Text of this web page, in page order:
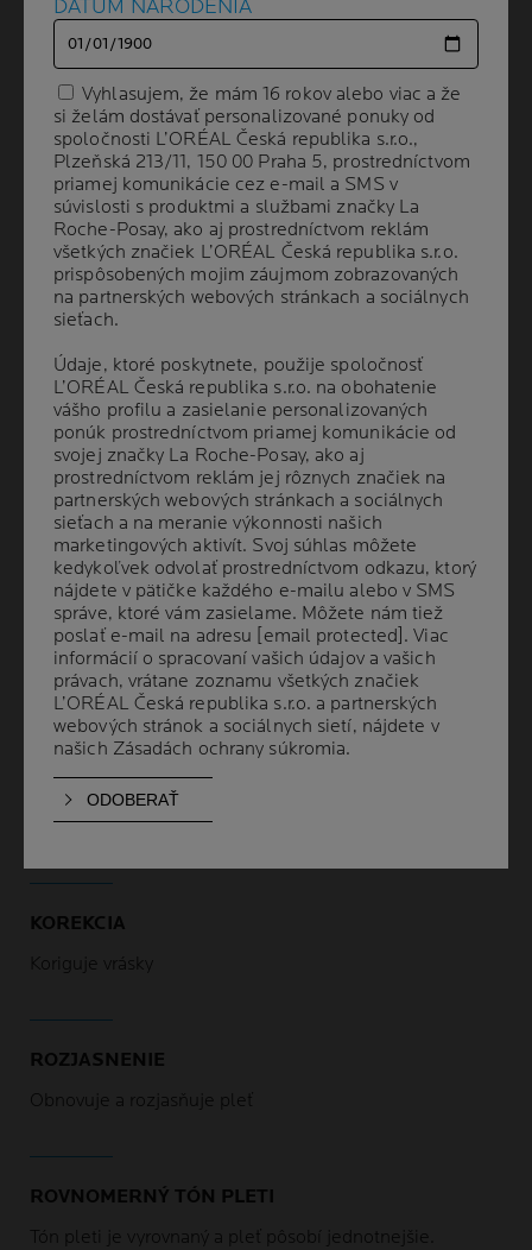
OBJEM Volume
30 ml
DERMATOLÓGMI
Je klinicky preukázané, že koriguje jemné
linky a vrásky.
Dodáva pletižiarivosť a zjednocuje jej
farebný tón.
Podporujeobnovu bunieka napomáha k
hladšej pleti. Zjemňuje textúru pleti.
Klinicky overené na všetkých typoch pleti,
vrátane citlivej.
PREUKÁZANÉ ÚČINKY
KOREKCIA
Koriguje vrásky
ROZJASNENIE
Obnovuje a rozjasňuje pleť
ROVNOMERNÝ TÓN PLETI
Tón pleti je vyrovnaný a pleť pôsobí jednotnejšie.
DÁTUM NARODENIA
Vyhlasujem, že mám 16 rokov alebo viac a že
si želám dostávať personalizované ponuky od
spoločnosti L’ORÉAL Česká republika s.r.o.,
Plzeňská 213/11, 150 00 Praha 5, prostredníctvom
priamej komunikácie cez e-mail a SMS v
súvislosti s produktmi a službami značky La
Roche-Posay, ako aj prostredníctvom reklám
všetkých značiek L’ORÉAL Česká republika s.r.o.
prispôsobených mojim záujmom zobrazovaných
na partnerských webových stránkach a sociálnych
sieťach.
Údaje, ktoré poskytnete, použije spoločnosť
L’ORÉAL Česká republika s.r.o. na obohatenie
vášho profilu a zasielanie personalizovaných
ponúk prostredníctvom priamej komunikácie od
svojej značky La Roche-Posay, ako aj
prostredníctvom reklám jej rôznych značiek na
partnerských webových stránkach a sociálnych
sieťach a na meranie výkonnosti našich
marketingových aktivít. Svoj súhlas môžete
kedykoľvek odvolať prostredníctvom odkazu, ktorý
nájdete v pätičke každého e-mailu alebo v SMS
správe, ktoré vám zasielame. Môžete nám tiež
poslať e-mail na adresu
[email protected] . Viac
informácií o spracovaní vašich údajov a vašich
právach, vrátane zoznamu všetkých značiek
L’ORÉAL Česká republika s.r.o. a partnerských
webových stránok a sociálnych sietí, nájdete v
našich Zásadách ochrany súkromia.
DÁTUM NARODENIA
Vyhlasujem, že mám 16 rokov alebo viac a že
si želám dostávať personalizované ponuky od
spoločnosti L’ORÉAL Česká republika s.r.o.,
Plzeňská 213/11, 150 00 Praha 5, prostredníctvom
priamej komunikácie cez e-mail a SMS v
súvislosti s produktmi a službami značky La
Roche-Posay, ako aj prostredníctvom reklám
všetkých značiek L’ORÉAL Česká republika s.r.o.
prispôsobených mojim záujmom zobrazovaných
na partnerských webových stránkach a sociálnych
sieťach.
Údaje, ktoré poskytnete, použije spoločnosť
L’ORÉAL Česká republika s.r.o. na obohatenie
vášho profilu a zasielanie personalizovaných
ponúk prostredníctvom priamej komunikácie od
svojej značky La Roche-Posay, ako aj
prostredníctvom reklám jej rôznych značiek na
partnerských webových stránkach a sociálnych
sieťach a na meranie výkonnosti našich
marketingových aktivít. Svoj súhlas môžete
kedykoľvek odvolať prostredníctvom odkazu, ktorý
nájdete v pätičke každého e-mailu alebo v SMS
správe, ktoré vám zasielame. Môžete nám tiež
poslať e-mail na adresu
[email protected] . Viac
informácií o spracovaní vašich údajov a vašich
právach, vrátane zoznamu všetkých značiek
L’ORÉAL Česká republika s.r.o. a partnerských
webových stránok a sociálnych sietí, nájdete v
našich Zásadách ochrany súkromia.